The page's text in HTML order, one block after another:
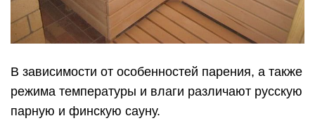
В зависимости от особенностей парения, а также
режима температуры и влаги различают русскую
парную и финскую сауну.